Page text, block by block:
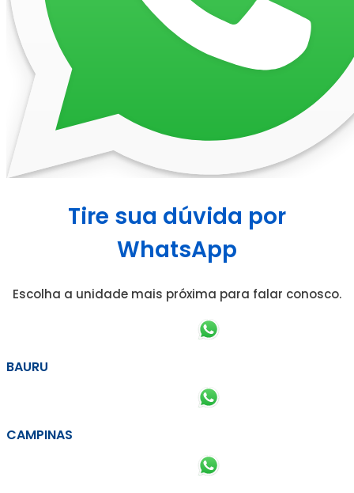
Tire sua dúvida por
WhatsApp
Escolha a unidade mais próxima para falar conosco.
BAURU
CAMPINAS